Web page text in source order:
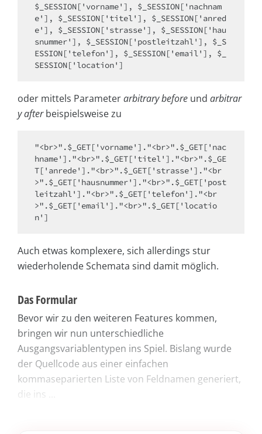
$_SESSION['vorname'], $_SESSION['nachnam
e'], $_SESSION['titel'], $_SESSION['anred
e'], $_SESSION['strasse'], $_SESSION['hau
snummer'], $_SESSION['postleitzahl'], $_S
ESSION['telefon'], $_SESSION['email'], $_
SESSION['location']
oder mittels Parameterarbitrary before und arbitrar
y afterbeispielsweise zu
"<br>".$_GET['vorname']."<br>".$_GET['nac
hname']."<br>".$_GET['titel']."<br>".$_GE
T['anrede']."<br>".$_GET['strasse']."<br
>".$_GET['hausnummer']."<br>".$_GET['post
leitzahl']."<br>".$_GET['telefon']."<br
>".$_GET['email']."<br>".$_GET['locatio
n']
Auch etwas komplexere, sich allerdings stur
wiederholende Schemata sind damit möglich.
Das Formular
Bevor wir zu den weiteren Features kommen,
bringen wir nun unterschiedliche
Ausgangsvariablentypen ins Spiel. Bislang wurde
der Quellcode aus einer einfachen
kommaseparierten Liste von Feldnamen generiert,
die ins ...